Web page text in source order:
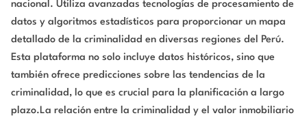
nacional. Utiliza avanzadas tecnologías de procesamiento de
datos y algoritmos estadísticos para proporcionar un mapa
detallado de la criminalidad en diversas regiones del Perú.
Esta plataforma no solo incluye datos históricos, sino que
también ofrece predicciones sobre las tendencias de la
criminalidad, lo que es crucial para la planificación a largo
plazo.La relación entre la criminalidad y el valor inmobiliario